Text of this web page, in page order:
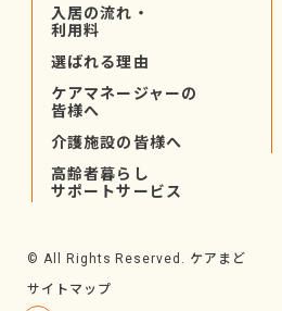
入居の流れ・
利用料
選ばれる理由
ケアマネージャーの
皆様へ
介護施設の皆様へ
高齢者暮らし
サポートサービス
© All Rights Reserved. ケアまど
サイトマップ